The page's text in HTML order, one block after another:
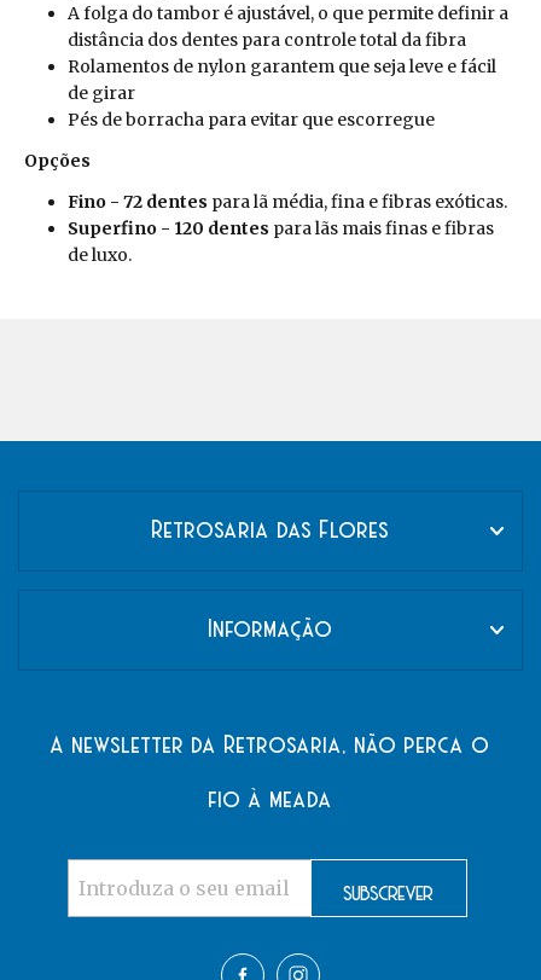
A folga do tambor é ajustável, o que permite definir a
distância dos dentes para controle total da fibra
Rolamentos de nylon garantem que seja leve e fácil
de girar
Pés de borracha para evitar que escorregue
Opções
Fino - 72 dentes para lã média, fina e fibras exóticas.
Superfino - 120 dentes para lãs mais finas e fibras
de luxo.
Retrosaria das Flores
Informação
A newsletter da Retrosaria, não perca o
fio à meada